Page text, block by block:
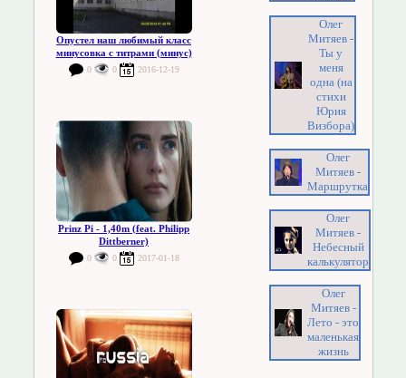
Опустел наш любимый класс
минусовка с титрами (минус)
0 0 2016-12-19
Prinz Pi - 1,40m (feat. Philipp
Dittberner)
0 0 2017-01-18
Олег
Митяев -
Ты у
меня
одна (на
стихи
Юрия
Визбора)
Олег
Митяев -
Маршрутка
Олег
Митяев -
Небесный
калькулятор
Олег
Митяев -
Лето - это
маленькая
жизнь